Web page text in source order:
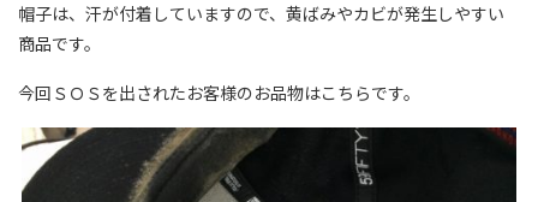
帽子は、汗が付着していますので、黄ばみやカビが発生しやすい
商品です。
今回ＳＯＳを出されたお客様のお品物はこちらです。